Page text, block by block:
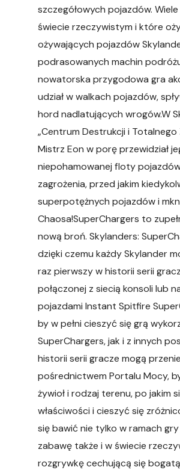
szczegółowych pojazdów.
świecie rzeczywistym i które
ożywających pojazdów
podrasowanych machin
nowatorska przygodowa gra
udział w walkach pojazdów,
hord nadlatujących wrogów.W
„Centrum Destrukcji i
Mistrz Eon w porę przewidział
niepohamowanej floty
zagrożenia, przed jakim
superpotężnych pojazdów i
Chaosa!SuperChargers to
nową broń. Skylanders:
dzięki czemu każdy Skylander
raz pierwszy w historii serii
połączonej z siecią konsoli lub
pojazdami Instant Spitfire
by w pełni cieszyć się grą
SuperChargers, jak i z innych
historii serii gracze mogą
pośrednictwem Portalu Mocy,
żywioł i rodzaj terenu, po jakim
właściwości i cieszyć się
się bawić nie tylko w ramach
zabawę także i w świecie
rozgrywkę cechującą się